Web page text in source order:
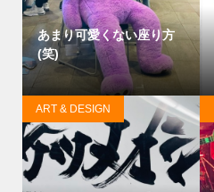
あまり可愛くない座り方
(笑)
ART & DESIGN